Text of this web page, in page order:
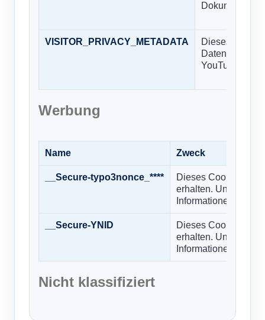
Werbung
Dokumente
VISITOR_PRIVACY_METADATA
Dieses
YouTube zu
Nicht klassifiziert
Name Zweck
__Secure-typo3nonce_****
Dieses Cookie hat
erhalten. Unser
Informationen zur
__Secure-YNID
Dieses Cookie hat
erhalten. Unser
Informationen zur